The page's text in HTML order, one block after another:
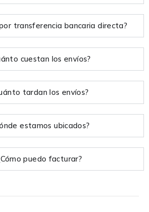
transferencia bancaria directa?
cuestan los envíos?
tardan los envíos?
estamos ubicados?
puedo facturar?